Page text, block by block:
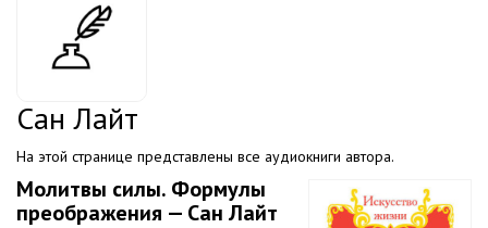
Сан Лайт
На этой странице представлены все аудиокниги автора.
Молитвы силы. Формулы
преображения — Сан Лайт